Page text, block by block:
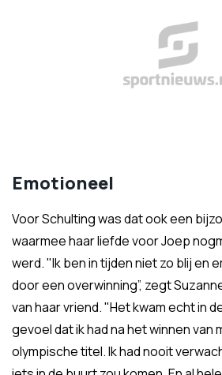
Emotioneel
Voor Schulting was dat ook een
waarmee haar liefde voor Joep
werd. "Ik ben in tijden niet zo blij en
door een overwinning”, zegt
van haar vriend. "Het kwam echt in
gevoel dat ik had na het winnen van
olympische titel. Ik had nooit